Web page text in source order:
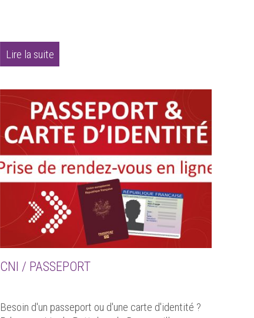
Lire la suite
CNI / PASSEPORT
Besoin d'un passeport ou d'une carte d'identité ?